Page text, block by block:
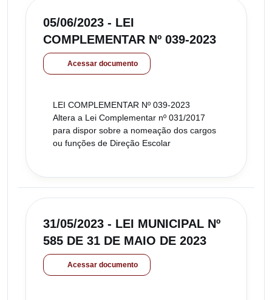
05/06/2023 - LEI
COMPLEMENTAR Nº 039-2023
Acessar documento
LEI COMPLEMENTAR Nº 039-2023
Altera a Lei Complementar nº 031/2017
para dispor sobre a nomeação dos cargos
ou funções de Direção Escolar
31/05/2023 - LEI MUNICIPAL Nº
585 DE 31 DE MAIO DE 2023
Acessar documento